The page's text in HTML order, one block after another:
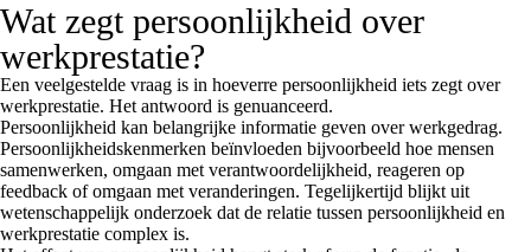
Wat zegt persoonlijkheid over
werkprestatie?
Een veelgestelde vraag is in hoeverre persoonlijkheid iets zegt over
werkprestatie. Het antwoord is genuanceerd.
Persoonlijkheid kan belangrijke informatie geven over werkgedrag.
Persoonlijkheidskenmerken beïnvloeden bijvoorbeeld hoe mensen
samenwerken, omgaan met verantwoordelijkheid, reageren op
feedback of omgaan met veranderingen. Tegelijkertijd blijkt uit
wetenschappelijk onderzoek dat de relatie tussen persoonlijkheid en
werkprestatie complex is.